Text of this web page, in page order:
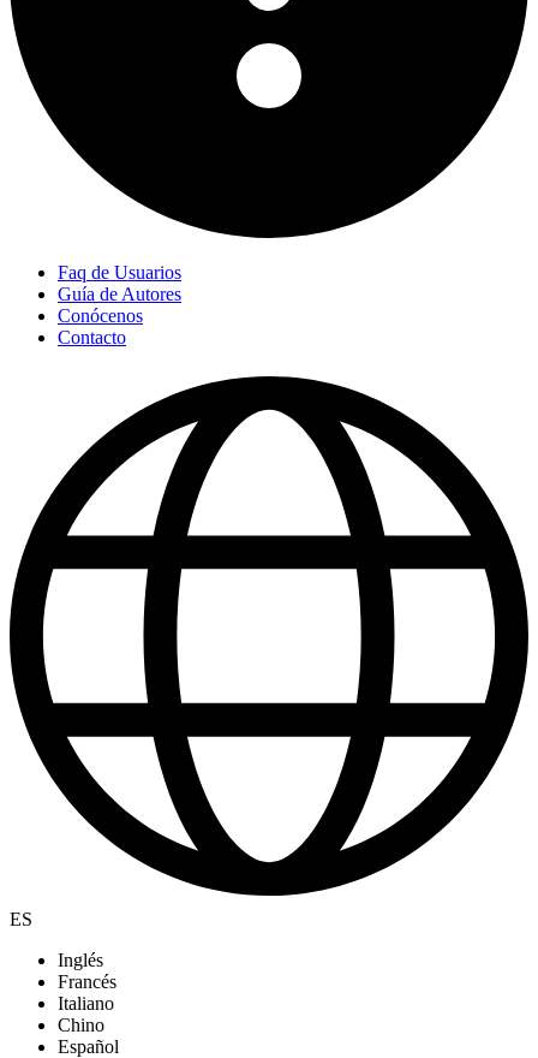
Faq de Usuarios
Guía de Autores
Conócenos
Contacto
ES
Inglés
Francés
Italiano
Chino
Español